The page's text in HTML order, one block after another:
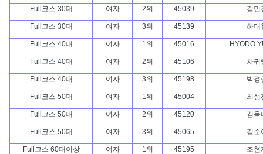
Full코스 30대 여자 2위 45039 김민
Full코스 30대 여자 3위 45139 하태
Full코스 40대 여자 1위 45016 HYODO
Full코스 40대 여자 2위 45106 차귀
Full코스 40대 여자 3위 45198 박경
Full코스 50대 여자 1위 45004 최성
Full코스 50대 여자 2위 45120 김옥
Full코스 50대 여자 3위 45065 김순
Full코스 60대이상 여자 1위 45195 조현